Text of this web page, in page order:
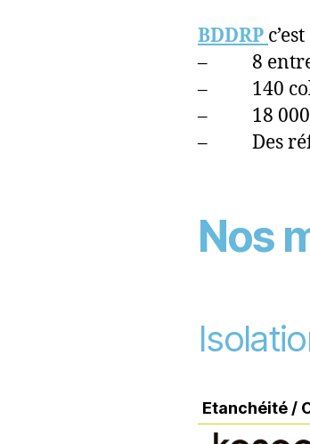
BDDRP c’est
– 8
– 140
– 18 000
– Des
Nos
Etanchéité /
Etanchéité /